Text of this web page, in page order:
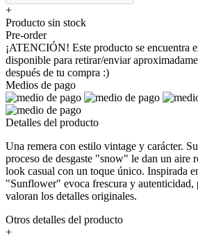
+
Producto sin stock
Pre-order
¡ATENCIÓN! Este producto se encuentra
disponible para retirar/enviar
después de tu compra :)
Medios de pago
Detalles del producto
Una remera con estilo vintage y carácter.
proceso de desgaste "snow" le dan un aire
look casual con un toque único. Inspirada
"Sunflower" evoca frescura y autenticidad,
valoran los detalles originales.
Otros detalles del producto
+